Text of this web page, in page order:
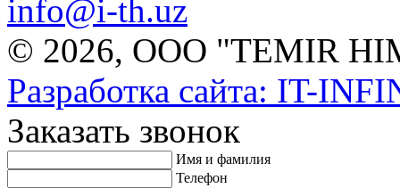
info@i-th.uz
© 2026, ООО "TEMIR
Разработка сайта: IT-
Заказать звонок
Имя и фамилия
Телефон